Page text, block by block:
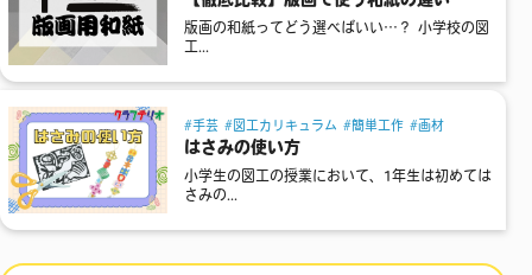
版画の和紙ってどう選べばいい…？ 小学校の図
手芸 図工カリキュラム 簡単工作 画材
はさみの使い方
小学生の図工の授業において、1年生は初めては
さみの...